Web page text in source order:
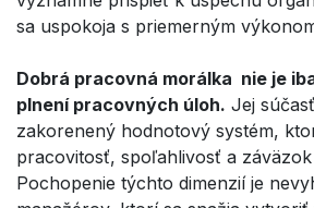
sa uspokoja s priemerným
Dobrá pracovná morálka nie je
plnení pracovných úloh. Jej
zakorenený hodnotový systém,
pracovitosť, spoľahlivosť a
Pochopenie týchto dimenzií je